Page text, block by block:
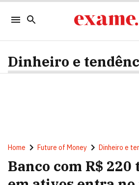
Dinheiro e
Home Future of Money Dinheiro e
Banco com R$